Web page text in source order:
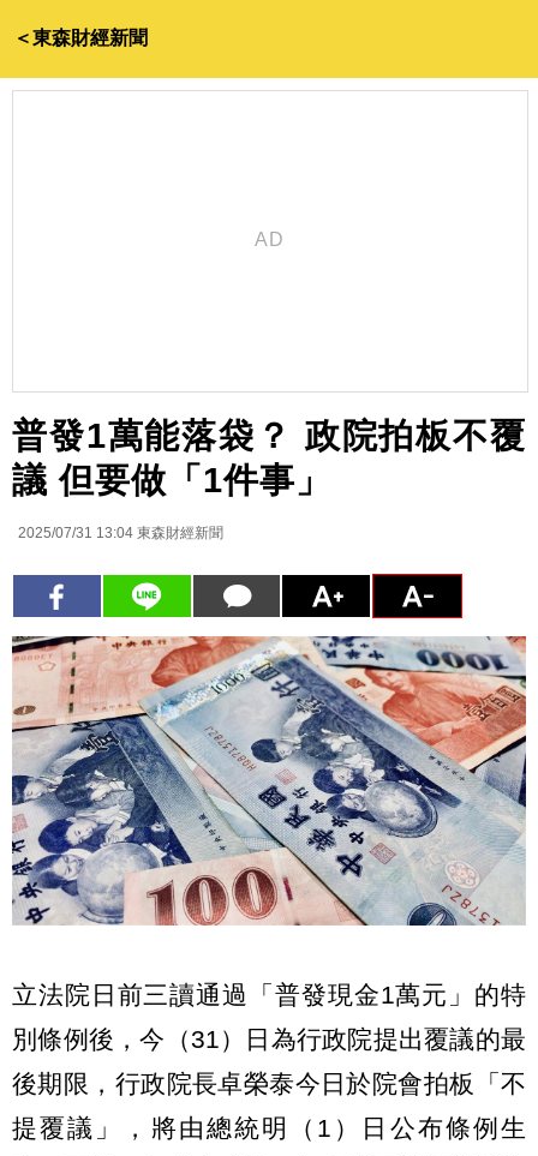
＜東森財經新聞
普發1萬能落袋？ 政院拍板不覆
議 但要做「1件事」
2025/07/31 13:04 東森財經新聞
立法院日前三讀通過「普發現金1萬元」的特
別條例後，今（31）日為行政院提出覆議的最
後期限，行政院長卓榮泰今日於院會拍板「不
提覆議」，將由總統明（1）日公布條例生